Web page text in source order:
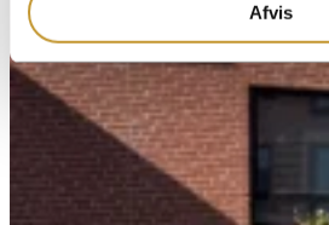
Afvis